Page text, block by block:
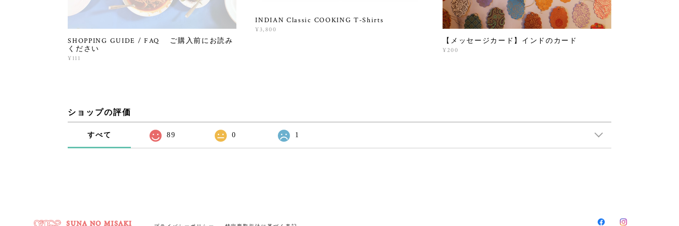
SHOPPING GUIDE / FAQ ご購入前にお読み
ください
¥111
INDIAN Classic COOKING T-Shirts
¥3,800
【メッセージカード】インドのカード
¥200
ショップの評価
すべて 89 0 1